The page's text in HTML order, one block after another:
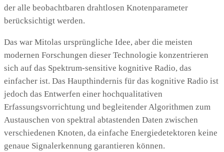
der alle beobachtbaren drahtlosen Knotenparameter
berücksichtigt werden.
Das war Mitolas ursprüngliche Idee, aber die meisten
modernen Forschungen dieser Technologie konzentrieren
sich auf das Spektrum-sensitive kognitive Radio, das
einfacher ist. Das Haupthindernis für das kognitive Radio ist
jedoch das Entwerfen einer hochqualitativen
Erfassungsvorrichtung und begleitender Algorithmen zum
Austauschen von spektral abtastenden Daten zwischen
verschiedenen Knoten, da einfache Energiedetektoren keine
genaue Signalerkennung garantieren können.